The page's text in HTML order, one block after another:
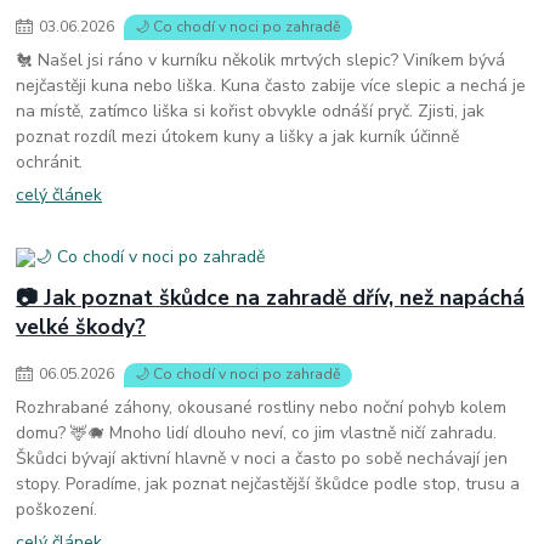
03.06.2026 🌙 Co chodí v noci po zahradě
🐔 Našel jsi ráno v kurníku několik mrtvých slepic? Viníkem bývá
nejčastěji kuna nebo liška. Kuna často zabije více slepic a nechá je
na místě, zatímco liška si kořist obvykle odnáší pryč. Zjisti, jak
poznat rozdíl mezi útokem kuny a lišky a jak kurník účinně
ochránit.
celý článek
📷 Jak poznat škůdce na zahradě dřív, než napáchá
velké škody?
06.05.2026 🌙 Co chodí v noci po zahradě
Rozhrabané záhony, okousané rostliny nebo noční pohyb kolem
domu? 🦌🐗 Mnoho lidí dlouho neví, co jim vlastně ničí zahradu.
Škůdci bývají aktivní hlavně v noci a často po sobě nechávají jen
stopy. Poradíme, jak poznat nejčastější škůdce podle stop, trusu a
poškození.